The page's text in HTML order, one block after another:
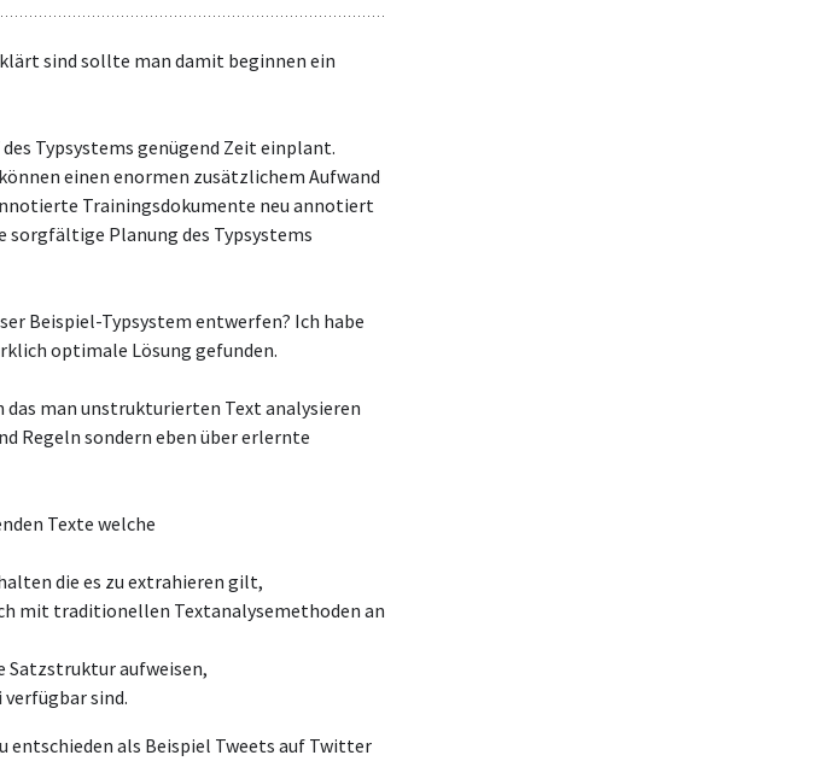
sind sollte man damit beginnen ein
Typsystems genügend Zeit einplant.
einen enormen zusätzlichem Aufwand
Trainingsdokumente neu annotiert
sorgfältige Planung des Typsystems
Beispiel-Typsystem entwerfen? Ich habe
optimale Lösung gefunden.
das man unstrukturierten Text analysieren
Regeln sondern eben über erlernte
Texte welche
die es zu extrahieren gilt,
mit traditionellen Textanalysemethoden an
Satzstruktur aufweisen,
sind.
entschieden als Beispiel Tweets auf Twitter